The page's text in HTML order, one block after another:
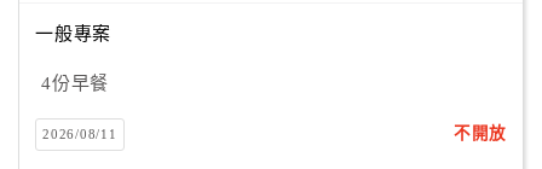
提
案
一般專案
4份早餐
2026/08/11 不開放